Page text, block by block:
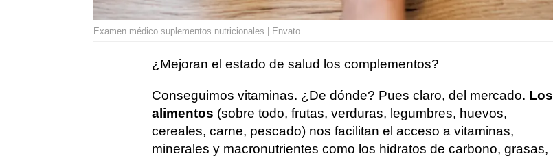
Examen médico suplementos nutricionales | Envato
¿Mejoran el estado de salud los complementos?
Conseguimos vitaminas. ¿De dónde? Pues claro, del mercado. Los
alimentos (sobre todo, frutas, verduras, legumbres, huevos,
cereales, carne, pescado) nos facilitan el acceso a vitaminas,
minerales y macronutrientes como los hidratos de carbono, grasas,